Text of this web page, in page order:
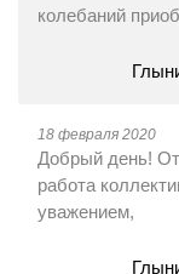
колебаний
18 февраля 2020
Добрый день!
работа
уважением,